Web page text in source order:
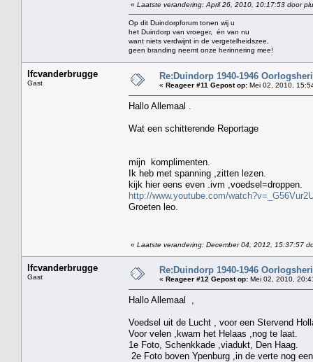
« Laatste verandering: April 26, 2010, 10:17:53 door
Op dit Duindorpforum tonen wij u
het Duindorp van vroeger, én van nu
want niets verdwijnt in de vergetelheidszee,
geen branding neemt onze herinnering mee!
lfcvanderbrugge
Gast
Re:Duindorp 1940-1946
« Reageer #11 Gepost op: Mei 02, 2010,
Hallo Allemaal .
Wat een schitterende Reportage
mijn komplimenten.
Ik heb met spanning ,zitten lezen.
kijk hier eens even .ivm ,voedsel=droppen.
http://www.youtube.com/
Groeten leo.
« Laatste verandering: December 04, 2012, 15:37:57
lfcvanderbrugge
Gast
Re:Duindorp 1940-1946
« Reageer #12 Gepost op: Mei 02, 2010,
Hallo Allemaal ,
Voedsel uit de Lucht , voor een Stervend
Voor velen ,kwam het Helaas ,nog te laat.
1e Foto, Schenkkade ,viadukt, Den Haag.
2e Foto boven Ypenburg ,in de verte nog